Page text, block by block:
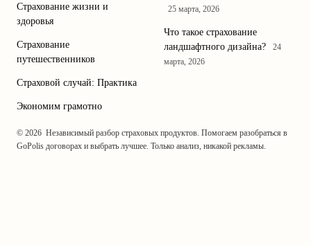
Страхование жизни и
здоровья
Страхование
путешественников
Страховой случай: Практика
Экономим грамотно
25 марта, 2026
Что такое страхование
ландшафтного дизайна?
24
марта, 2026
© 2026
GoPolis
Независимый разбор страховых продуктов. Помогаем разобраться в
договорах и выбрать лучшее. Только анализ, никакой рекламы.